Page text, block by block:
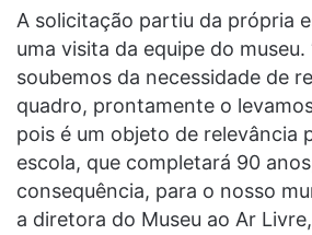
A solicitação partiu da própria
uma visita da equipe do museu.
soubemos da necessidade de
quadro, prontamente o
pois é um objeto de relevância
escola, que completará 90
consequência, para o nosso
a diretora do Museu ao Ar